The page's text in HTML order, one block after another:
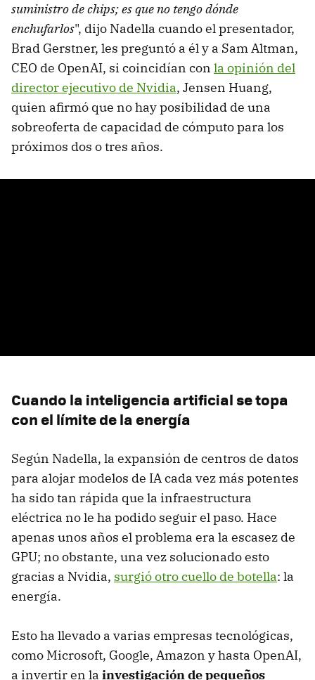
suministro de chips; es que no tengo dónde
enchufarlos", dijo Nadella cuando el presentador,
Brad Gerstner, les preguntó a él y a Sam Altman,
CEO de OpenAI, si coincidían con la opinión del
director ejecutivo de Nvidia, Jensen Huang,
quien afirmó que no hay posibilidad de una
sobreoferta de capacidad de cómputo para los
próximos dos o tres años.
Cuando la inteligencia artificial se topa
con el límite de la energía
Según Nadella, la expansión de centros de datos
para alojar modelos de IA cada vez más potentes
ha sido tan rápida que la infraestructura
eléctrica no le ha podido seguir el paso. Hace
apenas unos años el problema era la escasez de
GPU; no obstante, una vez solucionado esto
gracias a Nvidia, surgió otro cuello de botella: la
energía.
Esto ha llevado a varias empresas tecnológicas,
como Microsoft, Google, Amazon y hasta OpenAI,
a invertir en la investigación de pequeños